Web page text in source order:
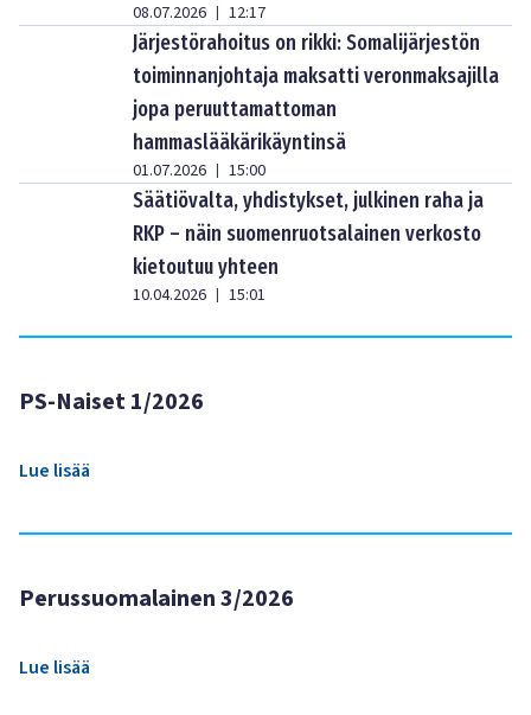
08.07.2026 | 12:17
Järjestörahoitus on rikki: Somalijärjestön
toiminnanjohtaja maksatti veronmaksajilla
jopa peruuttamattoman
hammaslääkärikäyntinsä
01.07.2026 | 15:00
Säätiövalta, yhdistykset, julkinen raha ja
RKP – näin suomenruotsalainen verkosto
kietoutuu yhteen
10.04.2026 | 15:01
PS-Naiset 1/2026
Lue lisää
Perussuomalainen 3/2026
Lue lisää